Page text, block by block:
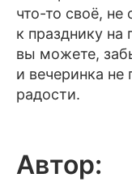
что-то своё, не
к празднику
вы можете,
и вечеринка
радости.
Автор: